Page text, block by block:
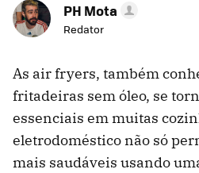
PH Mota
Redator
As air fryers, também
fritadeiras sem óleo, se
essenciais em muitas
eletrodoméstico não só
mais saudáveis ​​usando